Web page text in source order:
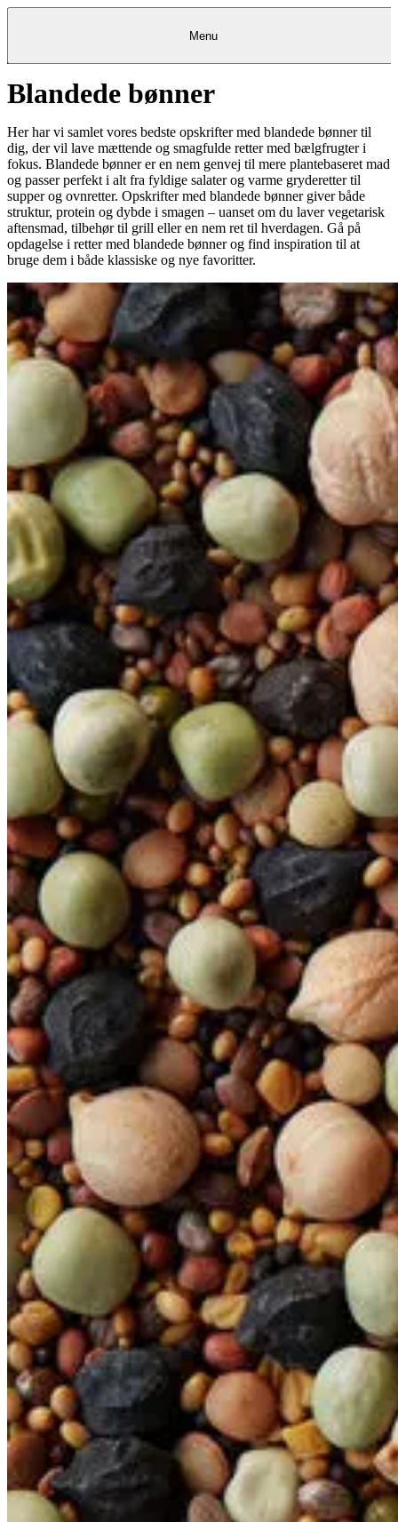
Kantine KantineKantine
Frokostordning Frokostordning
MadkurserMadkurser&&Teambuilding Teambuilding
& Teambuilding
Opskrifter OpskrifterOpskrifter
Restauranter Restauranter
Bagerier
DetailDetailDetail
ProjekterProjekter& &rådgivningrådgivningProjekter &
rådgivning
EventkalenderEventkalenderEventkalender
Køb gavekort gavekort
KundeserviceKundeserviceKundeservice
Log indMit Meyers
Menu
Blandede bønner
Her har vi samlet vores bedste opskrifter med blandede bønner til
dig, der vil lave mættende og smagfulde retter med bælgfrugter i
fokus. Blandede bønner er en nem genvej til mere plantebaseret mad
og passer perfekt i alt fra fyldige salater og varme gryderetter til
supper og ovnretter. Opskrifter med blandede bønner giver både
struktur, protein og dybde i smagen – uanset om du laver vegetarisk
aftensmad, tilbehør til grill eller en nem ret til hverdagen. Gå på
opdagelse i retter med blandede bønner og find inspiration til at
bruge dem i både klassiske og nye favoritter.